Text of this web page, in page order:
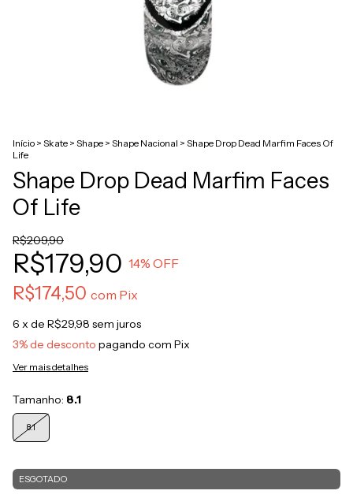
Início > Skate > Shape > Shape Nacional > Shape Drop Dead Marfim Faces Of
Life
Shape Drop Dead Marfim Faces
Of Life
R$209,90
R$179,90 14% OFF
R$174,50 com Pix
6 x de R$29,98 sem juros
3% de desconto pagando com Pix
Ver mais detalhes
Tamanho: 8.1
8.1